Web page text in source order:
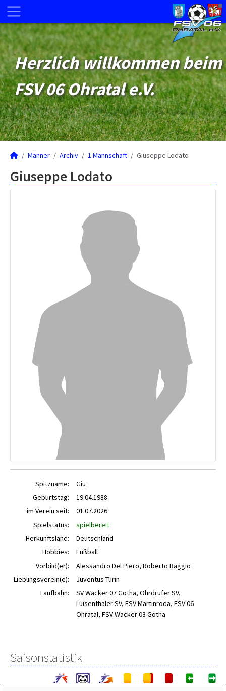
Herzlich willkommen beim
FSV 06 Ohratal e.V.
Männer Archiv 1.Mannschaft Giuseppe Lodato
Giuseppe Lodato
Spitzname:
Giu
Geburtstag:
19.04.1988
im Verein seit:
01.07.2026
Spielstatus:
spielbereit
Herkunftsland:
Deutschland
Hobbies:
Fußball
Vorbild(er):
Alessandro Del Piero, Roberto Baggio
Lieblingsverein(e):
Juventus Turin
Laufbahn:
SV Wacker 07 Gotha, Ohrdrufer SV,
Luisenthaler SV, FSV Martinroda, FSV 06
Ohratal, FSV Wacker 03 Gotha
Saisonstatistik